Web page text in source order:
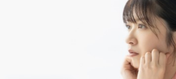
遠山：この楽曲はどこから作り始めまし
ほのか：「これ描いて死ね」は、マンガ
した作品なんですけど、まずは原作を読
――患者からの暴言や暴力に心が折れそ
過酷な現場で奮闘する看護師の相談に対
ことを申し上げるようだけれど……」と
的なアドバイスを提示しました。
江原：私はね、ちょっと意外なことを申